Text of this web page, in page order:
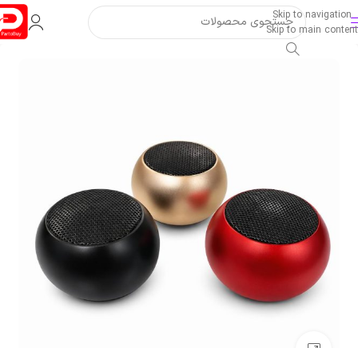
Skip to navigation
Skip to main content